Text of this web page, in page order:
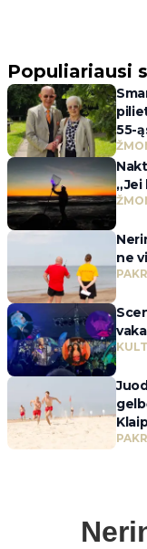
Populiariausi
55-
„Jei
ne